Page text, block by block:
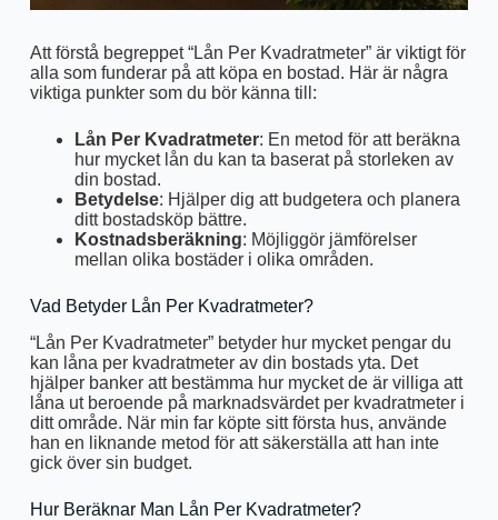
Att förstå begreppet “Lån Per Kvadratmeter” är viktigt för
alla som funderar på att köpa en bostad. Här är några
viktiga punkter som du bör känna till:
Lån Per Kvadratmeter: En metod för att beräkna
hur mycket lån du kan ta baserat på storleken av
din bostad.
Betydelse: Hjälper dig att budgetera och planera
ditt bostadsköp bättre.
Kostnadsberäkning: Möjliggör jämförelser
mellan olika bostäder i olika områden.
Vad Betyder Lån Per Kvadratmeter?
“Lån Per Kvadratmeter” betyder hur mycket pengar du
kan låna per kvadratmeter av din bostads yta. Det
hjälper banker att bestämma hur mycket de är villiga att
låna ut beroende på marknadsvärdet per kvadratmeter i
ditt område. När min far köpte sitt första hus, använde
han en liknande metod för att säkerställa att han inte
gick över sin budget.
Hur Beräknar Man Lån Per Kvadratmeter?